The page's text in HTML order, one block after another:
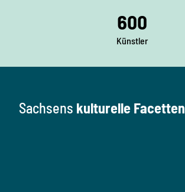
600
Künstler
Sachsens kulturelle Facetten